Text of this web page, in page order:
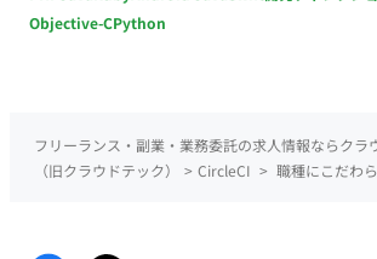
Objective-CPython
フリーランス・副業・業務委託の求人情報ならクラ
（旧クラウドテック）
> CircleCI > 職種にこだわ